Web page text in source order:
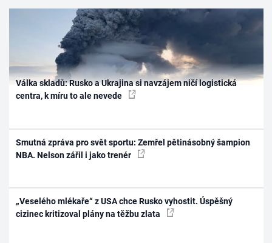
Válka skladů: Rusko a Ukrajina si navzájem ničí logistická
centra, k míru to ale nevede
Smutná zpráva pro svět sportu: Zemřel pětinásobný šampion
NBA. Nelson zářil i jako trenér
„Veselého mlékaře“ z USA chce Rusko vyhostit. Úspěšný
cizinec kritizoval plány na těžbu zlata